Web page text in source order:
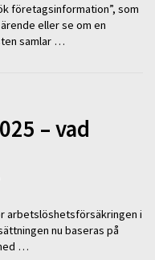
företagsinformation”, som
eller se om en
samlar …
– vad
arbetslöshetsförsäkringen i
nu baseras på
…